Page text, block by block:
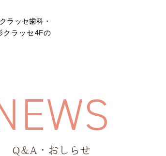
ラッセ歯科・
クラッセ4Fの
小児歯科
Q&A・おしらせ
EWS